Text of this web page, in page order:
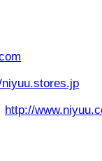
http://